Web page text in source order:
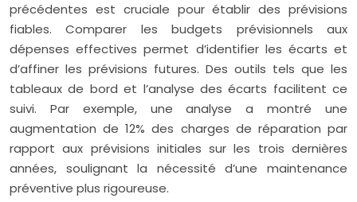
précédentes est cruciale pour établir des prévisions
fiables. Comparer les budgets prévisionnels aux
dépenses effectives permet d’identifier les écarts et
d’affiner les prévisions futures. Des outils tels que les
tableaux de bord et l’analyse des écarts facilitent ce
suivi. Par exemple, une analyse a montré une
augmentation de 12% des charges de réparation par
rapport aux prévisions initiales sur les trois dernières
années, soulignant la nécessité d’une maintenance
préventive plus rigoureuse.